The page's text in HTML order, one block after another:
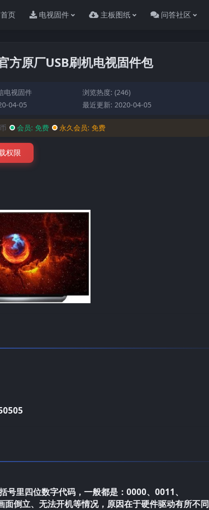
首页 电视固件 主板图纸 问答社区
方原厂USB刷机电视固件包
电视固件
浏览热度: (246)
04-05
最近更新: 2020-04-05
会员: 免费 永久会员:免费
权限
里四位数字代码，一般都是：0000、0011、
倒立、无法开机等情况，原因在于硬件驱动有所不同